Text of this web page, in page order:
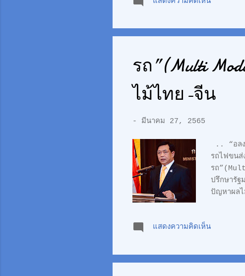
เทคโนโ
สินค้าเป็น
รถ”(Multi
ไม้ไทย-จีน
- มีนาคม 27, 2565
.. “อลง
รถไฟขนส่
รถ
ปรึกษารัฐ
ปัญหาผลไ
ไทย-จีน
ด่านโมฮ่
แสดงความคิดเห็น